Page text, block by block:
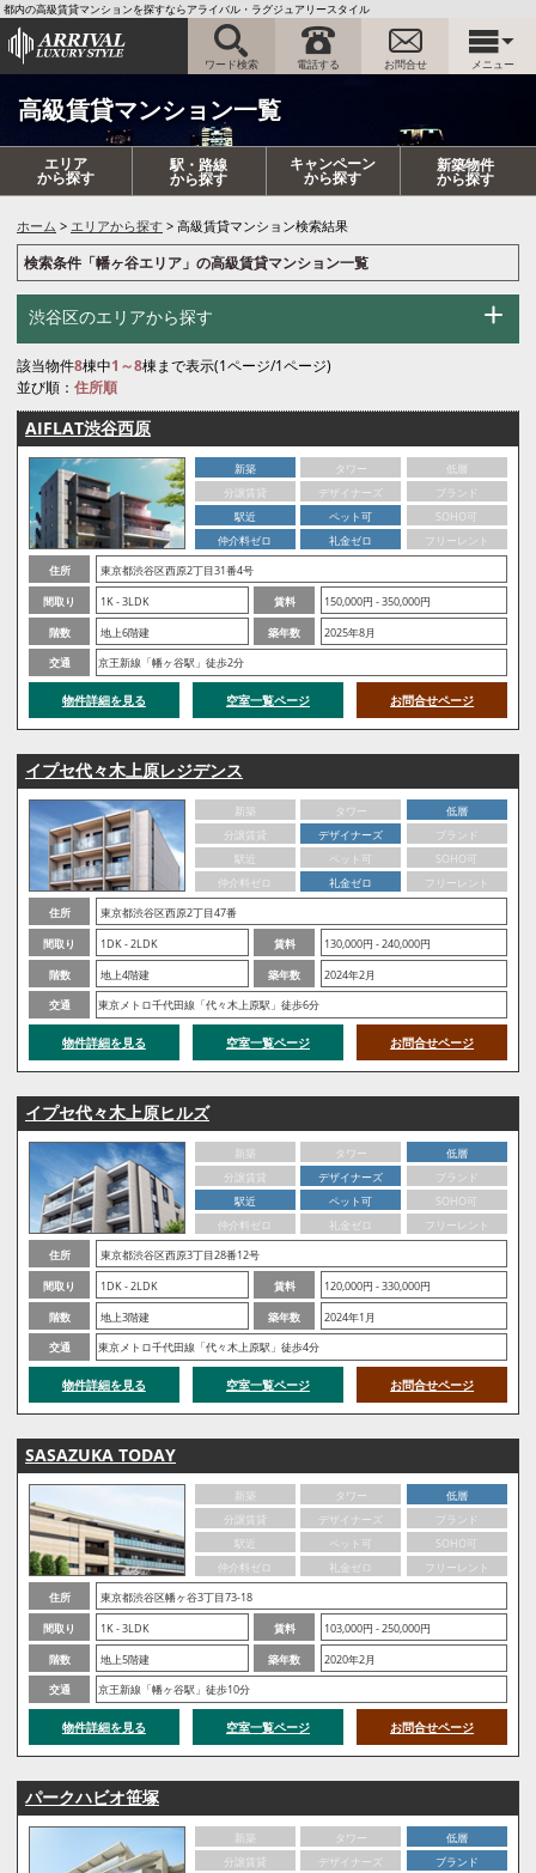
都内の高級賃貸マンションを探すならアライバル・ラグジュアリースタイル
ワード検索 電話する お問合せ メニュー
高級賃貸マンション一覧
エリア
から探す
駅・路線
から探す
キャンペーン
から探す
新築物件
から探す
ホーム エリアから探す 高級賃貸マンション検索結果
検索条件「幡ヶ谷エリア」の高級賃貸マンション一覧
渋谷区のエリアから探す
該当物件8棟中1～8棟まで表示(1ページ/1ページ)
並び順： 住所順
AIFLAT渋谷西原
新築 タワー
低層
分譲賃貸
デザイナーズ
ブランド
駅近
ペット可
SOHO可
仲介料ゼロ
礼金ゼロ
フリーレント
住所
東京都渋谷区西原2丁目31番4号
間取り
1K - 3LDK 賃料
150,000円 - 350,000円
階数
地上6階建 築年数
2025年8月
交通
京王新線「幡ヶ谷駅」徒歩2分
物件詳細を見る 空室一覧ページ お問合せページ
イプセ代々木上原レジデンス
新築 タワー
低層
分譲賃貸
デザイナーズ
ブランド
駅近
ペット可
SOHO可
仲介料ゼロ
礼金ゼロ
フリーレント
住所
東京都渋谷区西原2丁目47番
間取り
1DK - 2LDK 賃料
130,000円 - 240,000円
階数
地上4階建 築年数
2024年2月
交通
東京メトロ千代田線「代々木上原駅」徒歩6分
物件詳細を見る 空室一覧ページ お問合せページ
イプセ代々木上原ヒルズ
新築 タワー
低層
分譲賃貸
デザイナーズ
ブランド
駅近
ペット可
SOHO可
仲介料ゼロ
礼金ゼロ
フリーレント
住所
東京都渋谷区西原3丁目28番12号
間取り
1DK - 2LDK 賃料
120,000円 - 330,000円
階数
地上3階建 築年数
2024年1月
交通
東京メトロ千代田線「代々木上原駅」徒歩4分
物件詳細を見る 空室一覧ページ お問合せページ
SASAZUKA TODAY
新築 タワー
低層
分譲賃貸
デザイナーズ
ブランド
駅近
ペット可
SOHO可
仲介料ゼロ
礼金ゼロ
フリーレント
住所
東京都渋谷区幡ヶ谷3丁目73-18
間取り
1K - 3LDK 賃料
103,000円 - 250,000円
階数
地上5階建 築年数
2020年2月
交通
京王新線「幡ヶ谷駅」徒歩10分
物件詳細を見る 空室一覧ページ お問合せページ
パークハビオ笹塚
新築 タワー
低層
分譲賃貸
デザイナーズ
ブランド